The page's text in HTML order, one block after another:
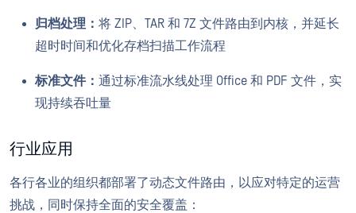
归档处理： 将 ZIP、TAR 和 7Z 文件路由到内核，并延长
超时时间和优化存档扫描工作流程
标准文件： 通过标准流水线处理 Office 和 PDF 文件，实
现持续吞吐量
行业应用
各行各业的组织都部署了动态文件路由，以应对特定的运营
挑战，同时保持全面的安全覆盖：